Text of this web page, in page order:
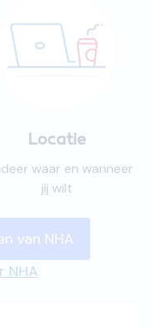
Locatie
waar en wanneer
jij wilt
van NHA
NHA